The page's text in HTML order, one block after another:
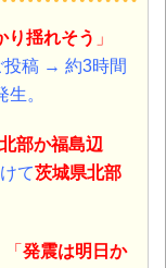
り揺れそう 」
投稿 → 約3時間
生。
部か福島辺
て茨城県北部
「 発震は明日か